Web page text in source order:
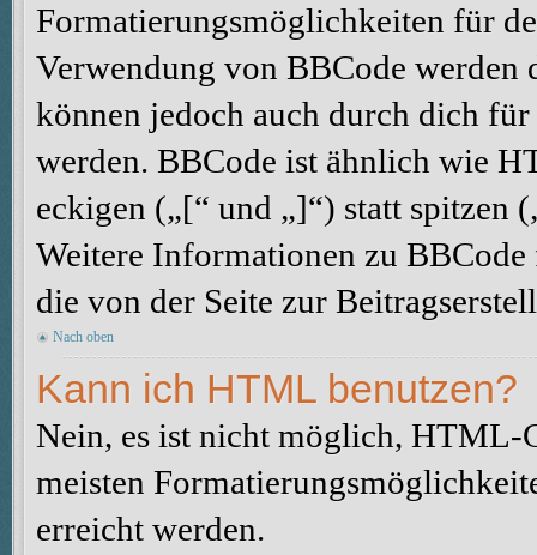
Formatierungsmöglichkeiten für
Verwendung von BBCode
können jedoch auch durch dich
werden. BBCode ist ähnlich wie
eckigen („[“ und „]“) statt spitzen
Weitere Informationen zu
die von der Seite zur
Nach oben
Kann ich HTML benutzen?
Nein, es ist nicht möglich, HTML-
meisten
erreicht werden.